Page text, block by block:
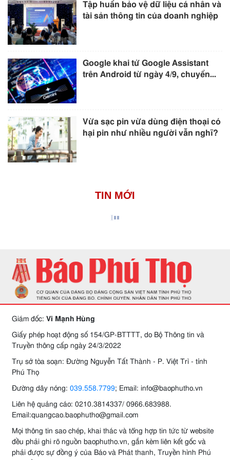
Tập huấn bảo vệ dữ liệu cá nhân và
tài sản thông tin của doanh nghiệp
Google khai tử Google Assistant
trên Android từ ngày 4/9, chuyển...
Vừa sạc pin vừa dùng điện thoại có
hại pin như nhiều người vẫn nghĩ?
TIN MỚI
Giám đốc: Vi Mạnh Hùng
Giấy phép hoạt động số 154/GP-BTTTT, do Bộ Thông tin và
Truyền thông cấp ngày 24/3/2022
Trụ sở tòa soạn: Đường Nguyễn Tất Thành - P. Việt Trì - tỉnh
Phú Thọ
Đường dây nóng: 039.558.7799; Email: info@baophutho.vn
Liên hệ quảng cáo: 0210.3814337/ 0966.683988.
Email:quangcao.baophutho@gmail.com
Mọi thông tin sao chép, khai thác và tổng hợp tin tức từ website
đều phải ghi rõ nguồn baophutho.vn, gắn kèm liên kết gốc và
phải được sự đồng ý của Báo và Phát thanh, Truyền hình Phú